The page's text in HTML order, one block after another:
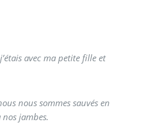
avec ma petite fille et
nous sommes sauvés en
jambes.